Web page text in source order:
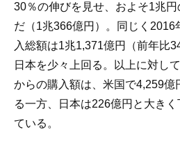
30％の伸びを見せ、およそ1兆円
だ（1兆366億円）。同じく2016
入総額は1兆1,371億円（前年比
日本を少々上回る。以上に対し
からの購入額は、米国で4,259億
る一方、日本は226億円と大き
ている。